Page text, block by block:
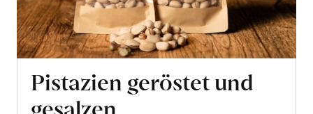
Pistazien geröstet und
gesalzen